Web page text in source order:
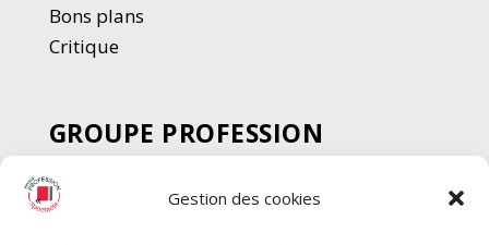
Gestion des cookies
Bons plans
Critique
GROUPE PROFESSION
SPECTACLE
Chèque Intermittents